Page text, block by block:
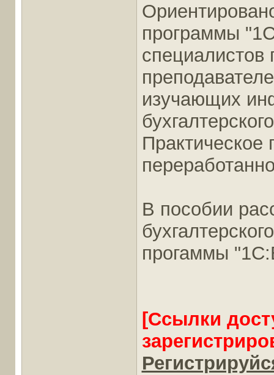
программы
специалистов
изучающих
Практическое
В пособии
прогаммы
[Ссылки